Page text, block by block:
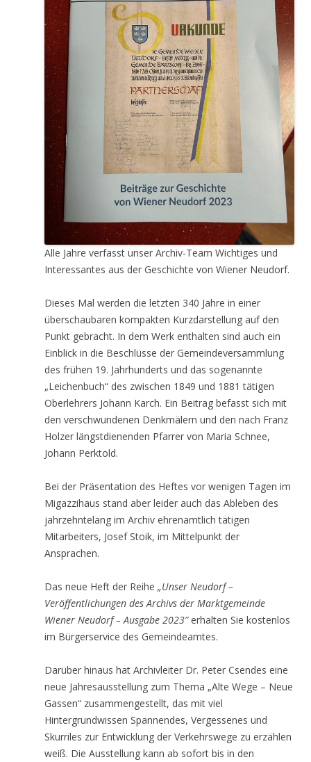
Alle Jahre verfasst unser Archiv-Team Wichtiges und
Interessantes aus der Geschichte von Wiener Neudorf.
Dieses Mal werden die letzten 340 Jahre in einer
überschaubaren kompakten Kurzdarstellung auf den
Punkt gebracht. In dem Werk enthalten sind auch ein
Einblick in die Beschlüsse der Gemeindeversammlung
des frühen 19. Jahrhunderts und das sogenannte
„Leichenbuch“ des zwischen 1849 und 1881 tätigen
Oberlehrers Johann Karch. Ein Beitrag befasst sich mit
den verschwundenen Denkmälern und den nach Franz
Holzer längstdienenden Pfarrer von Maria Schnee,
Johann Perktold.
Bei der Präsentation des Heftes vor wenigen Tagen im
Migazzihaus stand aber leider auch das Ableben des
jahrzehntelang im Archiv ehrenamtlich tätigen
Mitarbeiters, Josef Stoik, im Mittelpunkt der
Ansprachen.
Das neue Heft der Reihe „Unser Neudorf –
Veröffentlichungen des Archivs der Marktgemeinde
Wiener Neudorf – Ausgabe 2023″erhalten Sie kostenlos
im Bürgerservice des Gemeindeamtes.
Darüber hinaus hat Archivleiter Dr. Peter Csendes eine
neue Jahresausstellung zum Thema „Alte Wege – Neue
Gassen“ zusammengestellt, das mit viel
Hintergrundwissen Spannendes, Vergessenes und
Skurriles zur Entwicklung der Verkehrswege zu erzählen
weiß. Die Ausstellung kann ab sofort bis in den